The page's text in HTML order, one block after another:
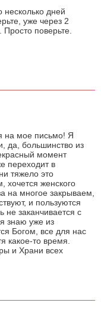
несколько дней
уже через 2
Просто поверьте.
на мое письмо! Я
да, большинство из
момент
переходит в
тяжело это
хочется женского
на многое закрываем,
и пользуются
не заканчивается с
знаю уже из
Богом, все для нас
какое-то время.
и Храни всех